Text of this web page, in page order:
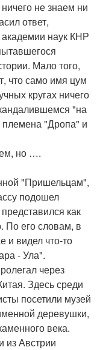
не знаем ни
ответ,
наук КНР
Мало того,
что само имя цум
кругах ничего
"на
"Дропа" и
но ….
"Пришельцам",
подошел
как
По его словам, в
и видел что-то
- Ула".
через
Здесь среди
посетили музей
деревушки,
века.
из Австрии